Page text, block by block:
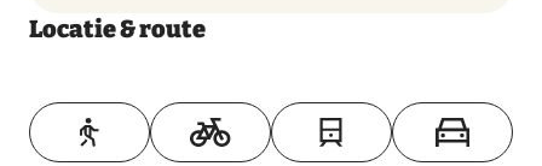
Locatie & route
Toon op kaart